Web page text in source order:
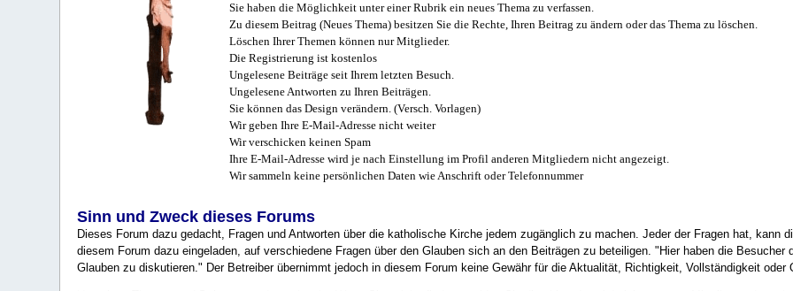
Sie haben die Möglichkeit unter einer Rubrik ein neues Thema zu verfassen.
Zu diesem Beitrag (Neues Thema) besitzen Sie die Rechte, Ihren Beitrag zu ändern oder das Thema zu löschen.
Löschen Ihrer Themen können nur Mitglieder.
Die Registrierung ist kostenlos
Ungelesene Beiträge seit Ihrem letzten Besuch.
Ungelesene Antworten zu Ihren Beiträgen.
Sie können das Design verändern. (Versch. Vorlagen)
Wir geben Ihre E-Mail-Adresse nicht weiter
Wir verschicken keinen Spam
Ihre E-Mail-Adresse wird je nach Einstellung im Profil anderen Mitgliedern nicht angezeigt.
Wir sammeln keine persönlichen Daten wie Anschrift oder Telefonnummer
Sinn und Zweck dieses Forums
Dieses Forum dazu gedacht, Fragen und Antworten über die katholische Kirche jedem zugänglich zu machen. Jeder der Fragen hat, kann
diesem Forum dazu eingeladen, auf verschiedene Fragen über den Glauben sich an den Beiträgen zu beteiligen. "Hier haben die
Glauben zu diskutieren." Der Betreiber übernimmt jedoch in diesem Forum keine Gewähr für die Aktualität, Richtigkeit, Vollständigkeit